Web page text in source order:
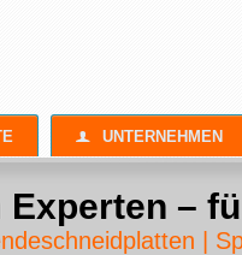
L UNTERNEHMEN
–
|